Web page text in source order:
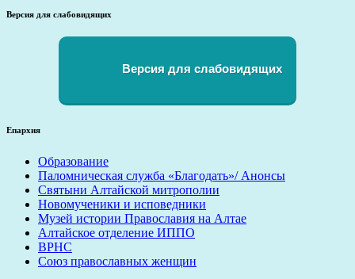
Версия для слабовидящих
Версия для слабовидящих
Епархия
Образование
Паломническая служба «Благодать»/ Анонсы
Святыни Алтайской митрополии
Новомученики и исповедники
Музей истории Православия на Алтае
Алтайское отделение ИППО
ВРНС
Союз православных женщин